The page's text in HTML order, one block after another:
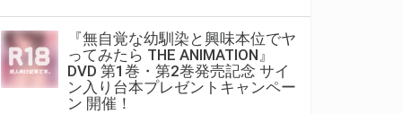
『無自覚な幼馴染と興味本位でヤ
ってみたら THE ANIMATION』
DVD 第1巻・第2巻発売記念 サイ
ン入り台本プレゼントキャンペー
ン 開催！